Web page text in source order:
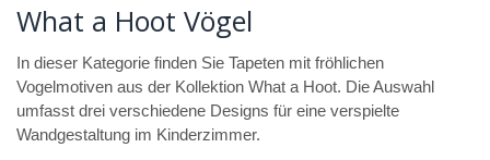
What a Hoot Vögel
In dieser Kategorie finden Sie Tapeten mit fröhlichen
Vogelmotiven aus der Kollektion What a Hoot. Die Auswahl
umfasst drei verschiedene Designs für eine verspielte
Wandgestaltung im Kinderzimmer.